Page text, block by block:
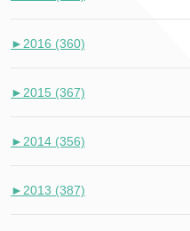
► 2016 (360)
► 2015 (367)
► 2014 (356)
► 2013 (387)